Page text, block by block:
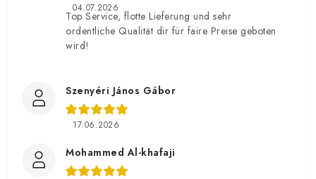
04.07.2026
Top Service, flotte Lieferung und sehr
ordentliche Qualität dir für faire Preise geboten
wird!
Szenyéri János Gábor
17.06.2026
Mohammed Al-khafaji